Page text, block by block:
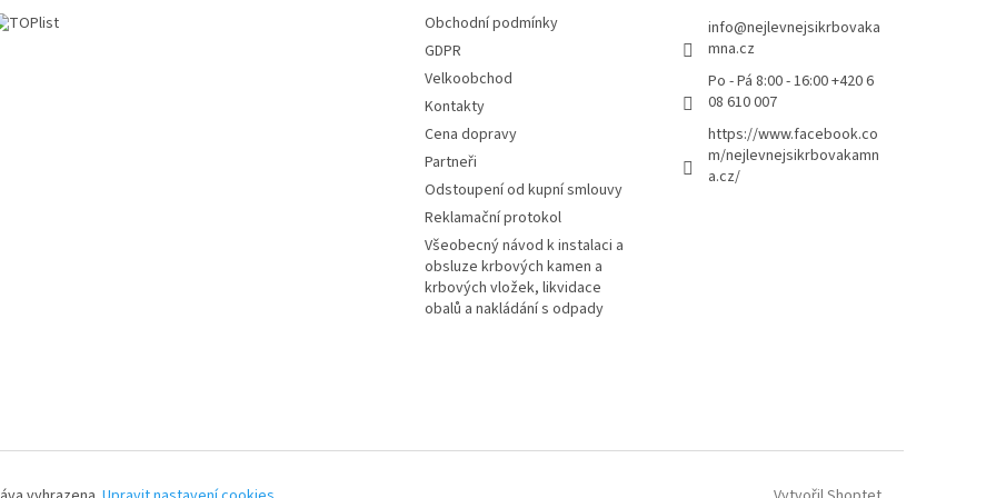
Obchodní podmínky
GDPR
Velkoobchod
Kontakty
Cena dopravy
Partneři
Odstoupení od kupní smlouvy
Reklamační protokol
Všeobecný návod k instalaci a
obsluze krbových kamen a
krbových vložek, likvidace
obalů a nakládání s odpady
info@nejlevnejsikrbovaka
mna.cz
Po - Pá 8:00 - 16:00 +420 6
08 610 007
https://www.facebook.co
m/nejlevnejsikrbovakamn
a.cz/